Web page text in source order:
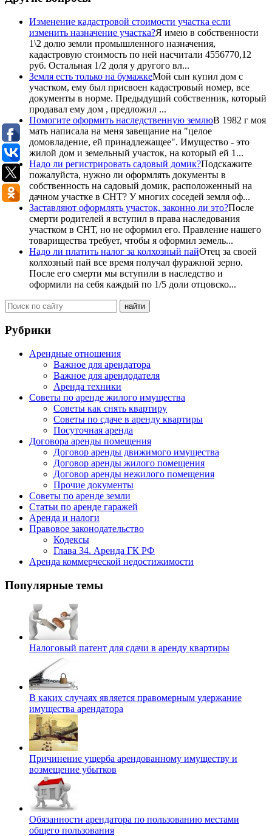
Изменение кадастровой стоимости участка если
изменить назначение участка?Я имею в собственности
1\2 долю земли промышленного назначения,
кадастровую стоимость по ней насчитали 4556770,12
руб. Остальная 1/2 доля у другого вл...
Земля есть только на бумажкеМой сын купил дом с
участком, ему был присвоен кадастровый номер, все
документы в норме. Предыдущий собственник, который
продавал ему дом , предложил ...
Помогите оформить наследственную землюВ 1982 г моя
мать написала на меня завещание на "целое
домовладение, ей принадлежащее". Имущество - это
жилой дом и земельный участок, на который ей 1...
Надо ли регистрировать садовый домик?Подскажите
пожалуйста, нужно ли оформлять документы в
собственность на садовый домик, расположенный на
дачном участке в СНТ? У многих соседей земля оф...
Заставляют оформлять участок, законно ли это?После
смерти родителей я вступил в права наследования
участком в СНТ, но не оформил его. Правление нашего
товарищества требует, чтобы я оформил земель...
Надо ли платить налог за колхозный пайОтец за своей
колхозный пай все время получал фуражной зерно.
После его смерти мы вступили в наследство и
оформили на себя каждый по 1/5 доли отцовско...
Рубрики
Арендные отношения
Важное для арендатора
Важное для арендодателя
Аренда техники
Советы по аренде жилого имущества
Советы как снять квартиру
Советы по сдаче в аренду квартиры
Посуточная аренда
Договора аренды помещения
Договор аренды движимого имущества
Договор аренды жилого помещения
Договор аренды нежилого помещения
Прочие документы
Советы по аренде земли
Статьи по аренде гаражей
Аренда и налоги
Правовое законодательство
Кодексы
Глава 34. Аренда ГК РФ
Аренда коммерческой недостижимости
Популярные темы
Налоговый патент для сдачи в аренду квартиры
В каких случаях является правомерным удержание
имущества арендатора
Причинение ущерба арендованному имуществу и
возмещение убытков
Обязанности арендатора по пользованию местами
общего пользования